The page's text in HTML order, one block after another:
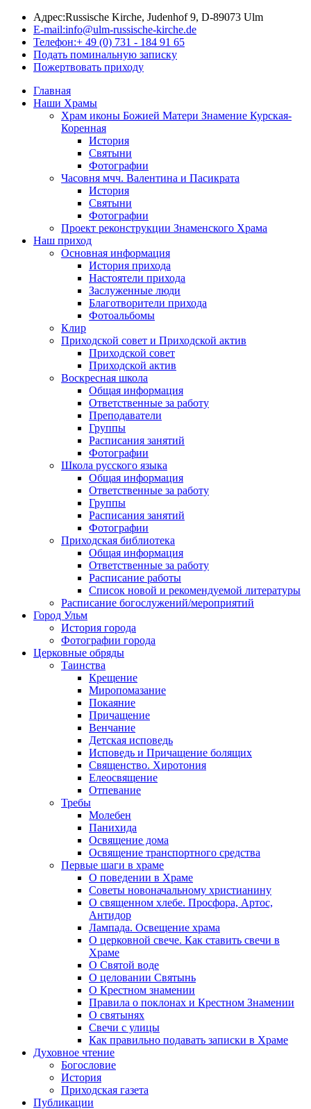
Адрес:Russische Kirche, Judenhof 9, D-89073 Ulm
E-mail:info@ulm-russische-kirche.de
Телефон:+ 49 (0) 731 - 184 91 65
Подать поминальную записку
Пожертвовать приходу
Главная
Наши Храмы
Храм иконы Божией Матери Знамение Курская-
Коренная
История
Святыни
Фотографии
Часовня мчч. Валентина и Пасикрата
История
Святыни
Фотографии
Проект реконструкции Знаменского Храма
Наш приход
Основная информация
История прихода
Настоятели прихода
Заслуженные люди
Благотворители прихода
Фотоальбомы
Клир
Приходской совет и Приходской актив
Приходской совет
Приходской актив
Воскресная школа
Общая информация
Ответственные за работу
Преподаватели
Группы
Расписания занятий
Фотографии
Школа русского языка
Общая информация
Ответственные за работу
Группы
Расписания занятий
Фотографии
Приходская библиотека
Общая информация
Ответственные за работу
Расписание работы
Список новой и рекомендуемой литературы
Расписание богослужений/мероприятий
Город Ульм
История города
Фотографии города
Церковные обряды
Таинства
Крещение
Миропомазание
Покаяние
Причащение
Венчание
Детская исповедь
Исповедь и Причащение болящих
Священство. Хиротония
Елеосвящение
Отпевание
Требы
Молебен
Панихида
Освящение дома
Освящение транспортного средства
Первые шаги в храме
О поведении в Храме
Советы новоначальному христианину
О священном хлебе. Просфора, Артос,
Антидор
Лампада. Освещение храма
О церковной свече. Как ставить свечи в
Храме
О Святой воде
О целовании Святынь
О Крестном знамении
Правила о поклонах и Крестном Знамении
О святынях
Свечи с улицы
Как правильно подавать записки в Храме
Духовное чтение
Богословие
История
Приходская газета
Публикации